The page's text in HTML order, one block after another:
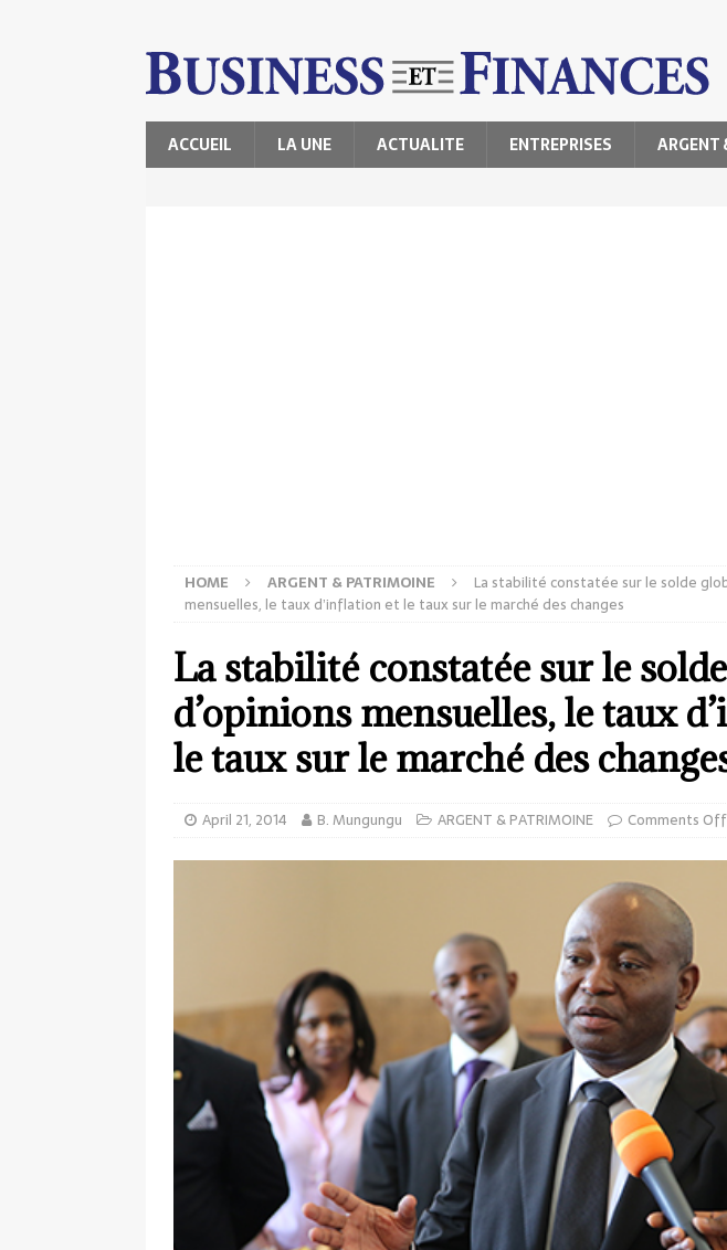
ACCUEIL LA UNE ACTUALITE ENTREPRISES ARGENT
HOME ARGENT & PATRIMOINE
La stabilité constatée sur le solde
mensuelles, le taux d’inflation et le taux sur le marché des changes
La stabilité constatée sur le
d’opinions mensuelles, le taux
le taux sur le marché des
April 21, 2014 B. Mungungu ARGENT & PATRIMOINE Comments Off